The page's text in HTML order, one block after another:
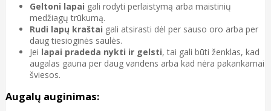
Geltoni lapai gali rodyti perlaistymą arba maistinių
medžiagų trūkumą.
Rudi lapų kraštai gali atsirasti dėl per sauso oro arba per
daug tiesioginės saulės.
Jei lapai pradeda nykti ir gelsti, tai gali būti ženklas, kad
augalas gauna per daug vandens arba kad nėra pakankamai
šviesos.
Augalų auginimas: